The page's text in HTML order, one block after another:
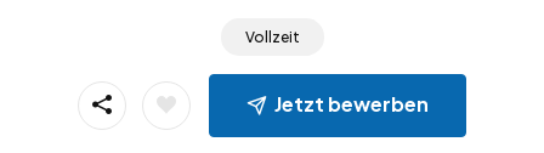
Vollzeit
Jetzt bewerben